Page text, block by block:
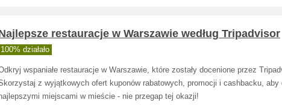
restauracje w Warszawie według Tripadvisor
100% działało
wspaniałe restauracje w Warszawie, które zostały docenione przez
z wyjątkowych ofert kuponów rabatowych, promocji i cashbacku,
miejscami w mieście - nie przegap tej okazji!